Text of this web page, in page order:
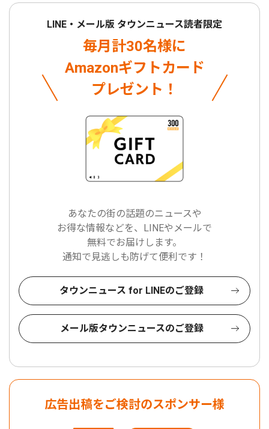
LINE・メール版 タウンニュース読者限定
毎月計30名様に
Amazonギフトカード
プレゼント！
あなたの街の話題のニュースや
お得な情報などを、LINEやメールで
無料でお届けします。
通知で見逃しも防げて便利です！
タウンニュース for LINEのご登録
メール版タウンニュースのご登録
広告出稿をご検討のスポンサー様